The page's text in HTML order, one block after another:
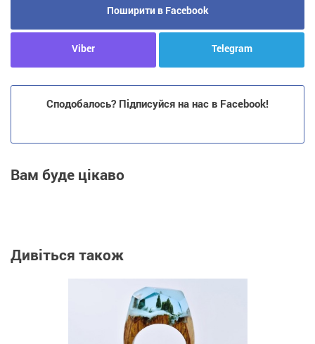
Поширити в Facebook
Viber Telegram
Сподобалось? Підписуйся на нас в Facebook!
Вам буде цікаво
Дивіться також